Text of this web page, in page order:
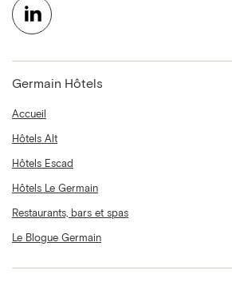
Germain Hôtels
Accueil
Hôtels Alt
Hôtels Escad
Hôtels Le Germain
Restaurants, bars et spas
Le Blogue Germain